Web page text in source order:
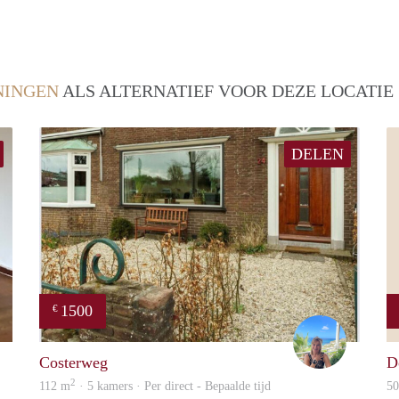
ALS ALTERNATIEF VOOR DEZE LOCATIE
DELEN
€ 1500
jacky
Costerweg
112 m2 · 5 kamers · Per direct - Bepaalde tijd